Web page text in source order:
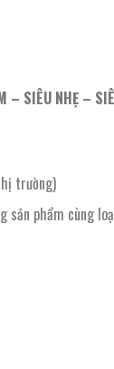
– SIÊU NHẸ –
trường)
sản phẩm cùng